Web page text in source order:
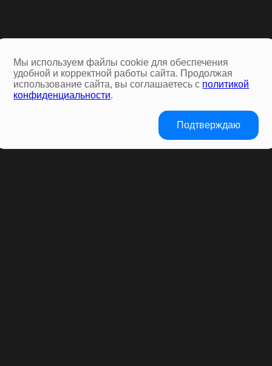
Мы используем файлы cookie для обеспечения
удобной и корректной работы сайта. Продолжая
использование сайта, вы соглашаетесь с политикой
конфиденциальности.
Подтверждаю